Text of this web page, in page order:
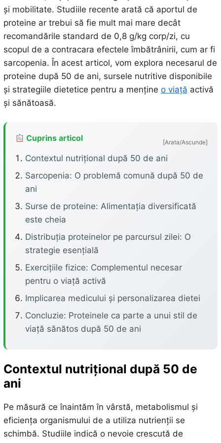
și mobilitate. Studiile recente arată că aportul de
proteine ar trebui să fie mult mai mare decât
recomandările standard de 0,8 g/kg corp/zi, cu
scopul de a contracara efectele îmbătrânirii, cum ar fi
sarcopenia. În acest articol, vom explora necesarul de
proteine după 50 de ani, sursele nutritive disponibile
și strategiile dietetice pentru a menține o viață activă
și sănătoasă.
Cuprins articol [Arata/Ascunde]
Contextul nutrițional după 50 de ani
Sarcopenia: O problemă comună după 50 de
ani
Surse de proteine: Alimentația diversificată
este cheia
Distribuția proteinelor pe parcursul zilei: O
strategie esențială
Exercițiile fizice: Complementul necesar
pentru o viață activă
Implicarea medicului și personalizarea dietei
Concluzie: Proteinele ca parte a unui stil de
viață sănătos după 50 de ani
Contextul nutrițional după 50 de
ani
Pe măsură ce înaintăm în vârstă, metabolismul și
eficiența organismului de a utiliza nutrienții se
schimbă. Studiile indică o nevoie crescută de